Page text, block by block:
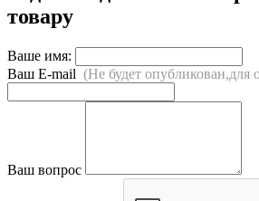
товару
Ваше имя:
Ваш E-mail (Не будет опубликован,для
Ваш вопрос